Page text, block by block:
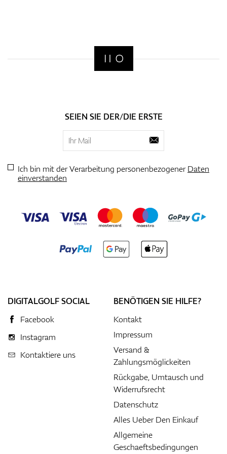
SEIEN SIE DER/DIE ERSTE
Ich bin mit der Verarbeitung personenbezogenerDaten
einverstanden
DIGITALGOLF SOCIAL
Facebook
Instagram
Kontaktiere uns
BENÖTIGEN SIE HILFE?
Kontakt
Impressum
Versand &
Zahlungsmöglickeiten
Rückgabe, Umtausch und
Widerrufsrecht
Datenschutz
Alles Ueber Den Einkauf
Allgemeine
Geschaeftsbedingungen